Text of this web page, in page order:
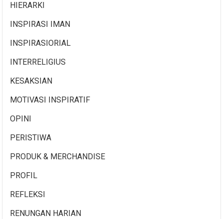
HIERARKI
INSPIRASI IMAN
INSPIRASIORIAL
INTERRELIGIUS
KESAKSIAN
MOTIVASI INSPIRATIF
OPINI
PERISTIWA
PRODUK & MERCHANDISE
PROFIL
REFLEKSI
RENUNGAN HARIAN